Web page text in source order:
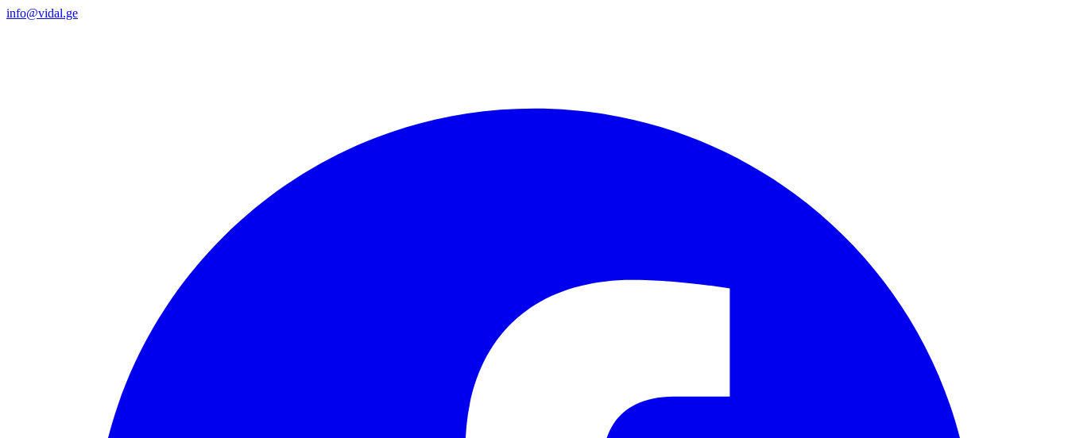
info@vidal.ge